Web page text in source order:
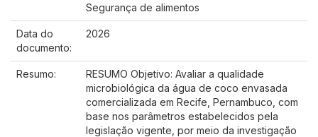
Segurança de alimentos
Data do
documento:
2026
Resumo:
RESUMO Objetivo: Avaliar a qualidade
microbiológica da água de coco envasada
comercializada em Recife, Pernambuco, com
base nos parâmetros estabelecidos pela
legislação vigente, por meio da investigação